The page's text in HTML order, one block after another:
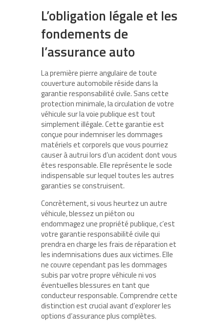
L’obligation légale et les
fondements de
l’assurance auto
La première pierre angulaire de toute
couverture automobile réside dans la
garantie responsabilité civile. Sans cette
protection minimale, la circulation de votre
véhicule sur la voie publique est tout
simplement illégale. Cette garantie est
conçue pour indemniser les dommages
matériels et corporels que vous pourriez
causer à autrui lors d’un accident dont vous
êtes responsable. Elle représente le socle
indispensable sur lequel toutes les autres
garanties se construisent.
Concrètement, si vous heurtez un autre
véhicule, blessez un piéton ou
endommagez une propriété publique, c’est
votre garantie responsabilité civile qui
prendra en charge les frais de réparation et
les indemnisations dues aux victimes. Elle
ne couvre cependant pas les dommages
subis par votre propre véhicule ni vos
éventuelles blessures en tant que
conducteur responsable. Comprendre cette
distinction est crucial avant d’explorer les
options d’assurance plus complètes.